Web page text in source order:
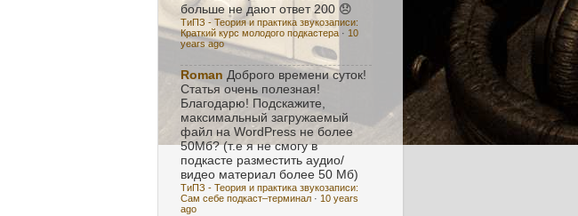
больше не дают ответ 200 😞
ТиПЗ - Теория и практика звукозаписи:
Краткий курс молодого подкастера · 10
years ago
Roman Доброго времени суток!
Статья очень полезная!
Благодарю! Подскажите,
максимальный загружаемый
файл на WordPress не более
50Мб? (т.е я не смогу в
подкасте разместить аудио/
видео материал более 50 Мб)
ТиПЗ - Теория и практика звукозаписи:
Сам себе подкаст–терминал · 10 years
ago